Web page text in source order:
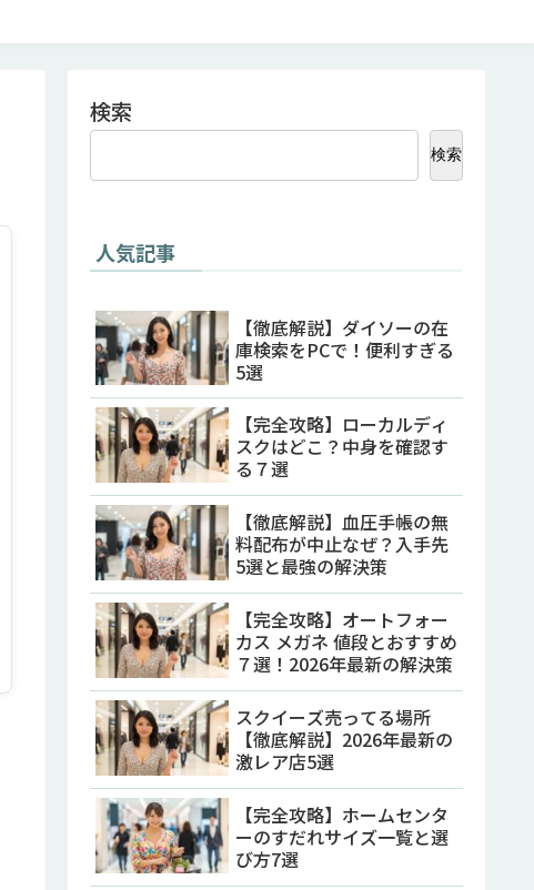
検索
検索
人気記事
【徹底解説】ダイソーの在
庫検索をPCで！便利すぎる
5選
【完全攻略】ローカルディ
スクはどこ？中身を確認す
る７選
【徹底解説】血圧手帳の無
料配布が中止なぜ？入手先
5選と最強の解決策
【完全攻略】オートフォー
カス メガネ 値段とおすすめ
７選！2026年最新の解決策
スクイーズ売ってる場所
【徹底解説】2026年最新の
激レア店5選
【完全攻略】ホームセンタ
ーのすだれサイズ一覧と選
び方7選